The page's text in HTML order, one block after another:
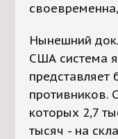
Нынешний
США система
противников.
которых 2,7
тысяч - на